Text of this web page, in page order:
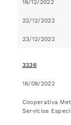
16/12/2022
22/12/2022
23/12/2022
3336
16/08/2022
Cooperativa
Servicios